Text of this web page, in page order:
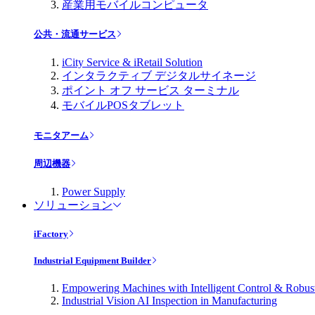
産業用モバイルコンピュータ
公共・流通サービス
iCity Service & iRetail Solution
インタラクティブ デジタルサイネージ
ポイント オフ サービス ターミナル
モバイルPOSタブレット
モニタアーム
周辺機器
Power Supply
ソリューション
iFactory
Industrial Equipment Builder
Empowering Machines with Intelligent Control &
Industrial Vision AI Inspection in Manufacturing